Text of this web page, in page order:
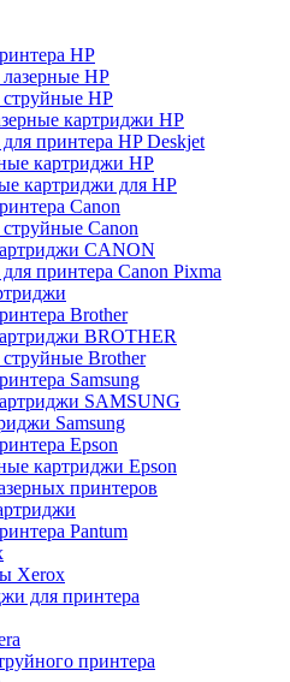
HP
HP
HP
картриджи HP
принтера HP Deskjet
картриджи HP
картриджи для HP
Canon
Canon
CANON
принтера Canon Pixma
Brother
BROTHER
Brother
Samsung
SAMSUNG
Samsung
Epson
картриджи Epson
принтеров
Pantum
Xerox
для принтера
принтера